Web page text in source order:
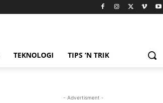
TEKNOLOGI TIPS ‘N TRIK
- Advertisment -